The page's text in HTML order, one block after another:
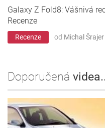
Galaxy Z Fold8: Vášnivá
Recenze
Recenze od Michal Šrajer
Doporučená